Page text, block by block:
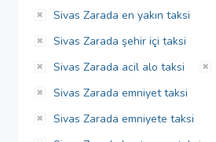
Sivas Zarada en yakın taksi
Sivas Zarada şehir içi taksi
Sivas Zarada acil alo taksi
Sivas Zarada emniyet taksi
Sivas Zarada emniyete taksi